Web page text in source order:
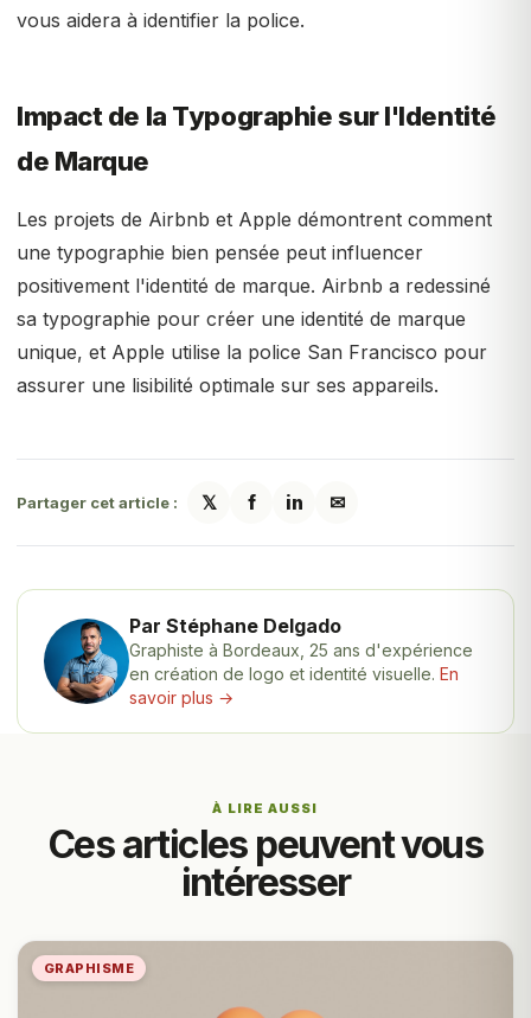
vous aidera à identifier la police.
Impact de la Typographie sur l'Identité
de Marque
Les projets de Airbnb et Apple démontrent comment
une typographie bien pensée peut influencer
positivement l'identité de marque. Airbnb a redessiné
sa typographie pour créer une identité de marque
unique, et Apple utilise la police San Francisco pour
assurer une lisibilité optimale sur ses appareils.
Partager cet article : 𝕏 f in ✉
Par Stéphane Delgado
Graphiste à Bordeaux, 25 ans d'expérience
en création de logo et identité visuelle. En
savoir plus →
À LIRE AUSSI
Ces articles peuvent vous
intéresser
GRAPHISME